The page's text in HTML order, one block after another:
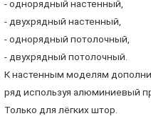
- однорядный настенный,
- двухрядный настенный,
- однорядный потолочный,
- двухрядный потолочный.
К настенным моделям
ряд используя алюминиевый
Только для лёгких штор.